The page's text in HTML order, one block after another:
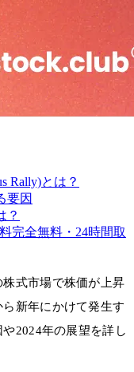
Rally)とは？
要因
？
完全無料・24時間取
式市場で株価が上昇
新年にかけて発生す
2024年の展望を詳し